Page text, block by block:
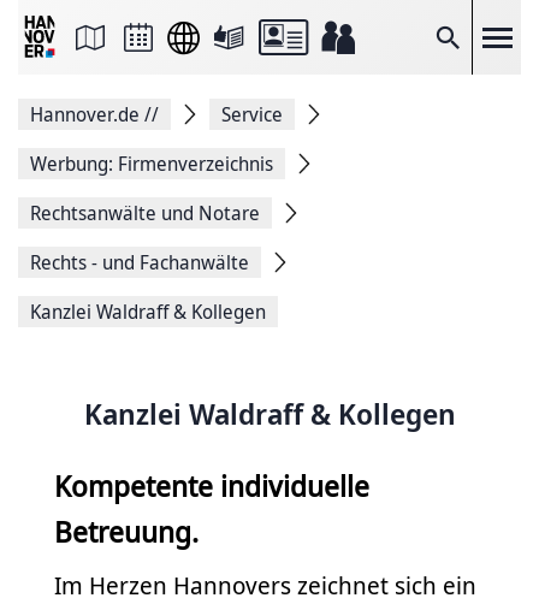
Suche
Seite
Facebook
teilen
Seitenlink
Seite
Hannover.de //
Service
Werbung: Firmenverzeichnis
Rechtsanwälte und Notare
Rechts - und Fachanwälte
Kanzlei Waldraff & Kollegen
Kanzlei Waldraff & Kollegen
Kompetente individuelle
Betreuung.
Im Herzen Hannovers zeichnet sich ein